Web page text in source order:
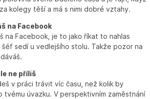
kolegy těší a má s nimi dobré vztahy.
na Facebook
na Facebook, je to jako říkat to nahlas
sedí u vedlejšího stolu. Takže pozor na
ne příliš
v práci trávit víc času, než kolik by
tvému úvazku. V perspektivním zaměstnání